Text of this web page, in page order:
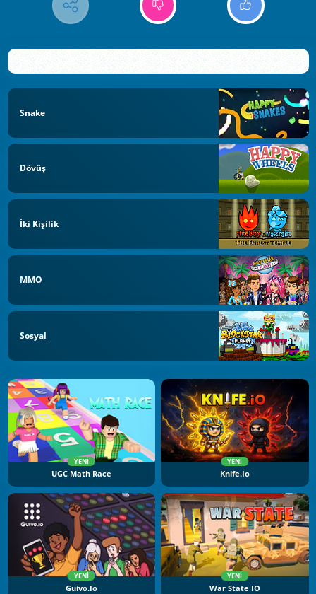
Snake
Dövüş
İki Kişilik
MMO
Sosyal
YENI
UGC Math Race
YENI
Knife.io
YENI
Guivo.io
YENI
War State IO